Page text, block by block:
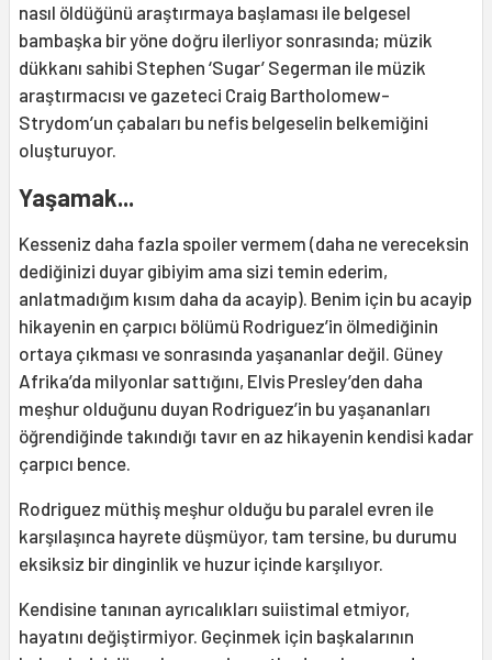
nasıl öldüğünü araştırmaya başlaması ile belgesel
bambaşka bir yöne doğru ilerliyor sonrasında; müzik
dükkanı sahibi Stephen ‘Sugar’ Segerman ile müzik
araştırmacısı ve gazeteci Craig Bartholomew-
Strydom’un çabaları bu nefis belgeselin belkemiğini
oluşturuyor.
Yaşamak...
Kesseniz daha fazla spoiler vermem (daha ne vereceksin
dediğinizi duyar gibiyim ama sizi temin ederim,
anlatmadığım kısım daha da acayip). Benim için bu acayip
hikayenin en çarpıcı bölümü Rodriguez’in ölmediğinin
ortaya çıkması ve sonrasında yaşananlar değil. Güney
Afrika’da milyonlar sattığını, Elvis Presley’den daha
meşhur olduğunu duyan Rodriguez’in bu yaşananları
öğrendiğinde takındığı tavır en az hikayenin kendisi kadar
çarpıcı bence.
Rodriguez müthiş meşhur olduğu bu paralel evren ile
karşılaşınca hayrete düşmüyor, tam tersine, bu durumu
eksiksiz bir dinginlik ve huzur içinde karşılıyor.
Kendisine tanınan ayrıcalıkları suiistimal etmiyor,
hayatını değiştirmiyor. Geçinmek için başkalarının